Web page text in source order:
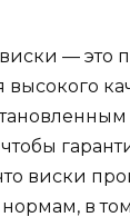
— это
виски
в том